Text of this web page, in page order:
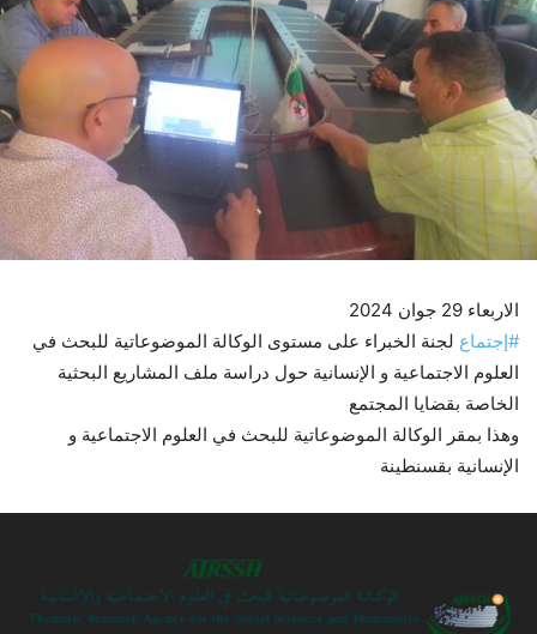
الاربعاء 29 جوان 2024
#إجتماع لجنة الخبراء على مستوى الوكالة الموضوعاتية للبحث في
العلوم الاجتماعية و الإنسانية حول دراسة ملف المشاريع البحثية
الخاصة بقضايا المجتمع
وهذا بمقر الوكالة الموضوعاتية للبحث في العلوم الاجتماعية و
الإنسانية بقسنطينة